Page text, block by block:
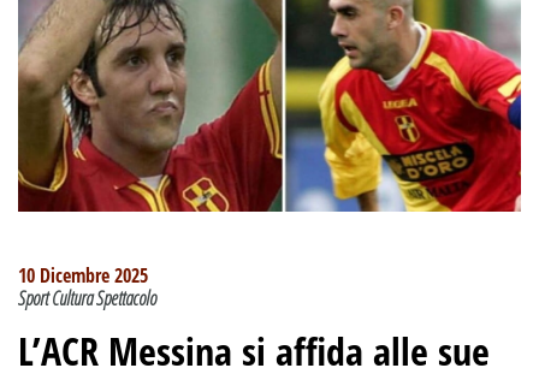
10 Dicembre 2025
Sport Cultura Spettacolo
L’ACR Messina si affida alle sue